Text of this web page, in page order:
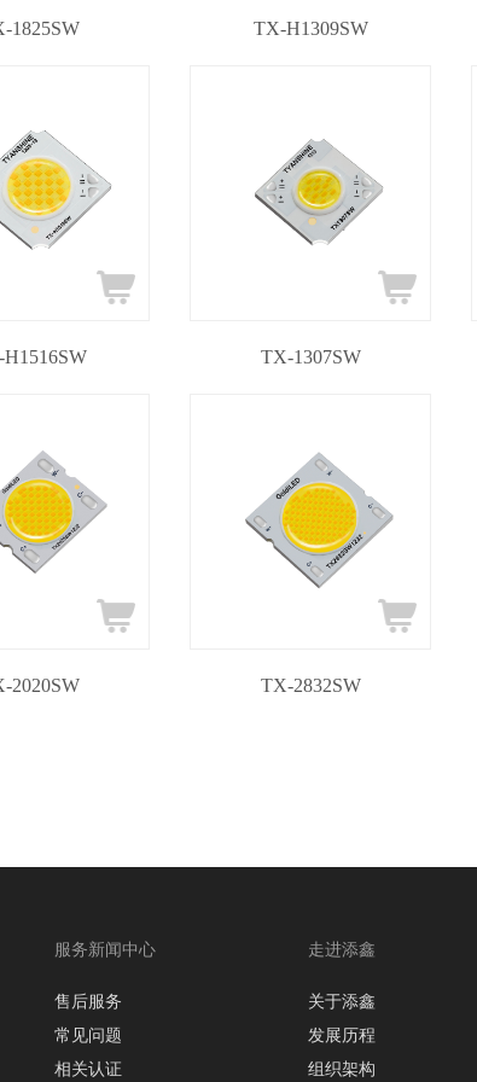
1825SW TX-H1309SW
TX-1307SW
2020SW TX-2832SW
服务新闻中心
售后服务
常见问题
相关认证
走进添鑫
关于添鑫
发展历程
组织架构